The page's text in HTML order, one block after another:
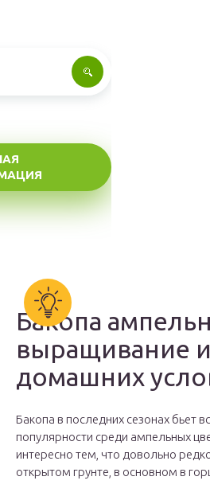
Бакопа
выращивание
домашних
Бакопа в последних сезонах бьет
популярности среди ампельных
интересно тем, что довольно
открытом грунте, в основном в